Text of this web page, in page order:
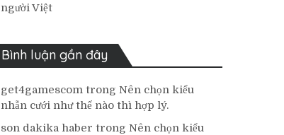
người Việt
Bình luận gần đây
get4gamescom trong Nên chọn kiểu
nhẫn cưới như thế nào thì hợp lý.
son dakika haber trong Nên chọn kiểu